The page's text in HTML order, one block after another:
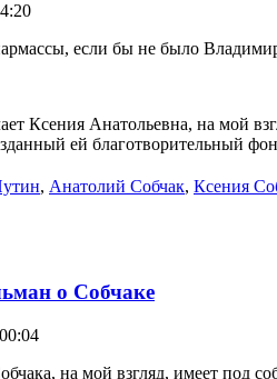
если бы не было
Ксения Анатольевна, на мой
ей благотворительный
, Анатолий Собчак, Ксения
о Собчаке
00:04
на мой взгляд, имеет под